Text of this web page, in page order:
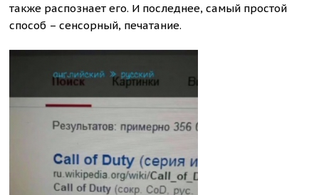
также распознает его. И последнее, самый простой
способ – сенсорный, печатание.